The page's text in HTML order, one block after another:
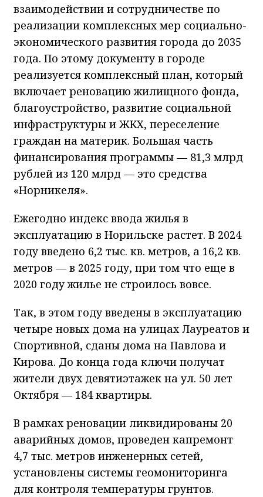
взаимодействии и сотрудничестве по
реализации комплексных мер социально-
экономического развития города до 2035
года. По этому документу в городе
реализуется комплексный план, который
включает реновацию жилищного фонда,
благоустройство, развитие социальной
инфраструктуры и ЖКХ, переселение
граждан на материк. Большая часть
финансирования программы — 81,3 млрд
рублей из 120 млрд — это средства
«Норникеля».
Ежегодно индекс ввода жилья в
эксплуатацию в Норильске растет. В 2024
году введено 6,2 тыс. кв. метров, а 16,2 кв.
метров — в 2025 году, при том что еще в
2020 году жилье не строилось вовсе.
Так, в этом году введены в эксплуатацию
четыре новых дома на улицах Лауреатов и
Спортивной, сданы дома на Павлова и
Кирова. До конца года ключи получат
жители двух девятиэтажек на ул. 50 лет
Октября — 184 квартиры.
В рамках реновации ликвидированы 20
аварийных домов, проведен капремонт
4,7 тыс. метров инженерных сетей,
установлены системы геомониторинга
для контроля температуры грунтов.